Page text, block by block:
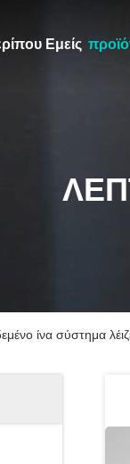
Περίπου Εμείς
ίνα σύστημα